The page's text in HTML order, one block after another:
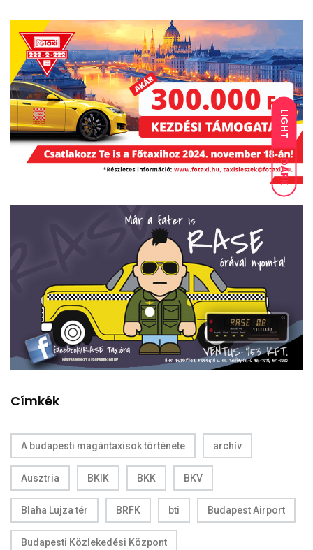
LIGHT
DARK
Címkék
A budapesti magántaxisok története archív
Ausztria BKIK BKK BKV
Blaha Lujza tér BRFK bti Budapest Airport
Budapesti Közlekedési Központ